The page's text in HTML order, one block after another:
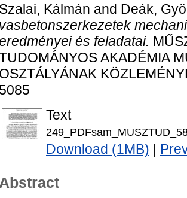
Szalai, Kálmán and Deák,
vasbetonszerkezetek
és feladatai.
AKADÉMIA
OSZTÁLYÁNAK
5085
Text
Download (1MB)
Abstract